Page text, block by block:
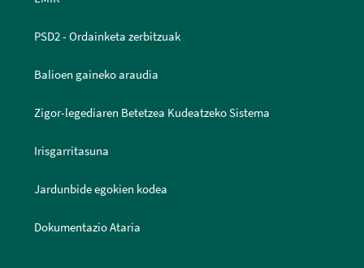
PSD2 - Ordainketa zerbitzuak
Balioen gaineko araudia
Zigor-legediaren Betetzea Kudeatzeko Sistema
Irisgarritasuna
Jardunbide egokien kodea
Dokumentazio Ataria